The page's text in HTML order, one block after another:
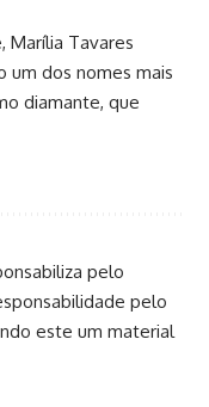
Marília Tavares
um dos nomes mais
diamante, que
pelo
pelo
este um material